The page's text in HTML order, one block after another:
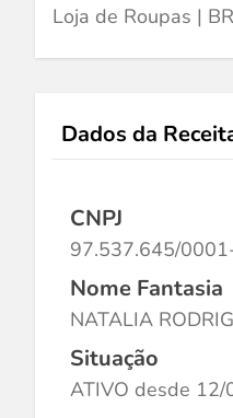
Loja de Roupas |
Dados da
CNPJ
97.537.645/
Nome Fantasia
NATALIA
Situação
ATIVO desde